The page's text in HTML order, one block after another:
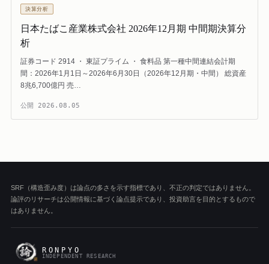
決算分析
日本たばこ産業株式会社 2026年12月期 中間期決算分
析
証券コード 2914 ・ 東証プライム ・ 食料品 第一種中間連結会計期
間：2026年1月1日～2026年6月30日（2026年12月期・中間） 総資産
8兆6,700億円 売…
公開 2026.08.05
SRF（構造歪み度）は論点の多さを示す指標であり、不正の判定ではありません。
論評のリサーチは公開情報に基づく論点提示であり、投資助言を目的とするもので
はありません。
RONPYO
INDEPENDENT RESEARCH